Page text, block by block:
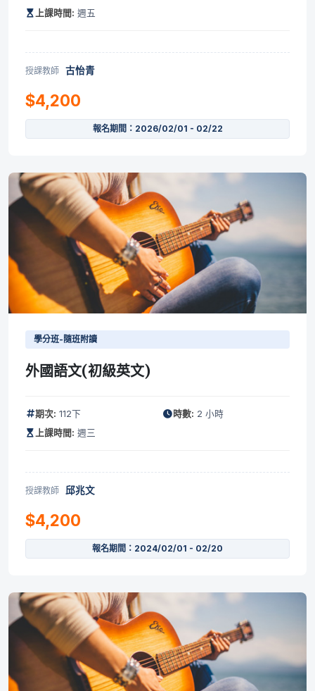
上課時間: 週五
授課教師 古怡青
$4,200
報名期間：2026/02/01 - 02/22
學分班-隨班附讀
外國語文(初級英文)
期次: 112下 時數: 2 小時
上課時間: 週三
授課教師 邱兆文
$4,200
報名期間：2024/02/01 - 02/20